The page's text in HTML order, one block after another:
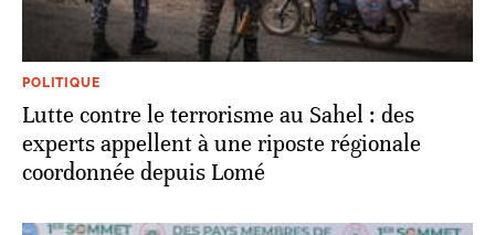
POLITIQUE
Lutte contre le terrorisme au Sahel : des
experts appellent à une riposte régionale
coordonnée depuis Lomé